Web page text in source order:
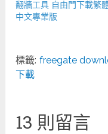
翻牆工具 自由門下載繁
中文專業版
標籤: freegate
下載
13 則留言